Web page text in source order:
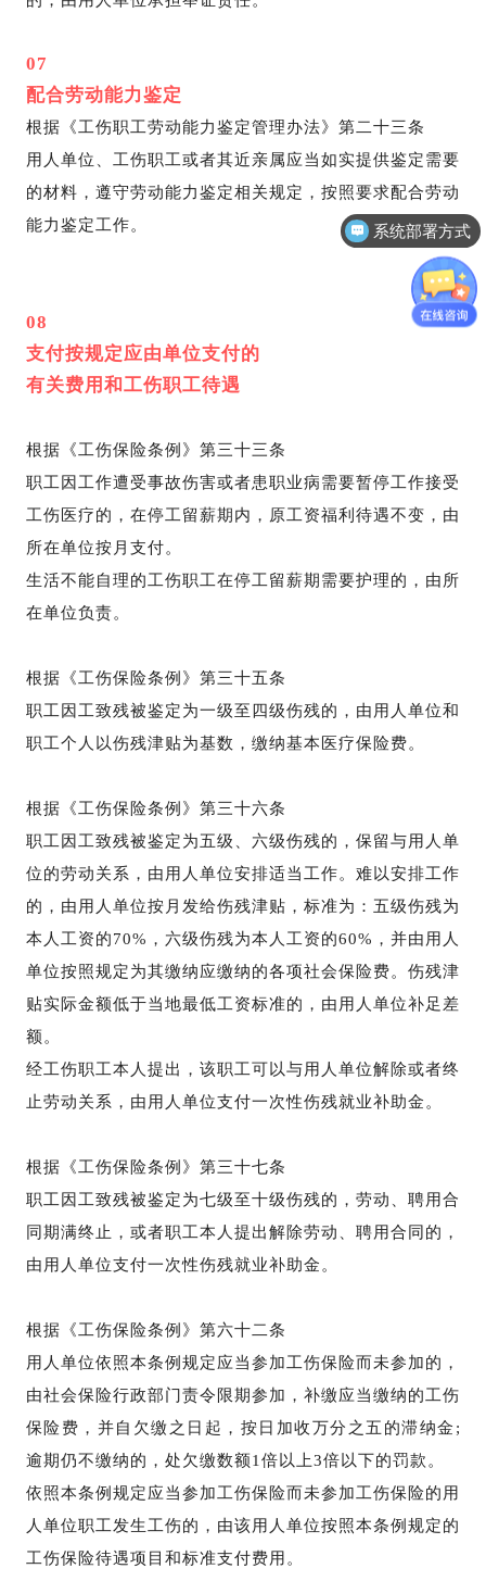
07
配合劳动能力鉴定
根据《工伤职工劳动能力鉴定管理办法》第二十三条
用人单位、工伤职工或者其近亲属应当如实提供鉴定需要
的材料，遵守劳动能力鉴定相关规定，按照要求配合劳动
能力鉴定工作。
08
支付按规定应由单位支付的
有关费用和工伤职工待遇
根据《工伤保险条例》第三十三条
职工因工作遭受事故伤害或者患职业病需要暂停工作接受
工伤医疗的，在停工留薪期内，原工资福利待遇不变，由
所在单位按月支付。
生活不能自理的工伤职工在停工留薪期需要护理的，由所
在单位负责。
根据《工伤保险条例》第三十五条
职工因工致残被鉴定为一级至四级伤残的，由用人单位和
职工个人以伤残津贴为基数，缴纳基本医疗保险费。
根据《工伤保险条例》第三十六条
职工因工致残被鉴定为五级、六级伤残的，保留与用人单
位的劳动关系，由用人单位安排适当工作。难以安排工作
的，由用人单位按月发给伤残津贴，标准为：五级伤残为
本人工资的70%，六级伤残为本人工资的60%，并由用人
单位按照规定为其缴纳应缴纳的各项社会保险费。伤残津
贴实际金额低于当地最低工资标准的，由用人单位补足差
额。
经工伤职工本人提出，该职工可以与用人单位解除或者终
止劳动关系，由用人单位支付一次性伤残就业补助金。
根据《工伤保险条例》第三十七条
职工因工致残被鉴定为七级至十级伤残的，劳动、聘用合
同期满终止，或者职工本人提出解除劳动、聘用合同的，
由用人单位支付一次性伤残就业补助金。
根据《工伤保险条例》第六十二条
用人单位依照本条例规定应当参加工伤保险而未参加的，
由社会保险行政部门责令限期参加，补缴应当缴纳的工伤
保险费，并自欠缴之日起，按日加收万分之五的滞纳金;
逾期仍不缴纳的，处欠缴数额1倍以上3倍以下的罚款。
依照本条例规定应当参加工伤保险而未参加工伤保险的用
人单位职工发生工伤的，由该用人单位按照本条例规定的
工伤保险待遇项目和标准支付费用。
系统部署方式